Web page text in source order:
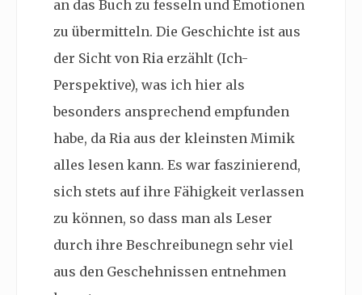
an das Buch zu fesseln und Emotionen
zu übermitteln. Die Geschichte ist aus
der Sicht von Ria erzählt (Ich-
Perspektive), was ich hier als
besonders ansprechend empfunden
habe, da Ria aus der kleinsten Mimik
alles lesen kann. Es war faszinierend,
sich stets auf ihre Fähigkeit verlassen
zu können, so dass man als Leser
durch ihre Beschreibunegn sehr viel
aus den Geschehnissen entnehmen